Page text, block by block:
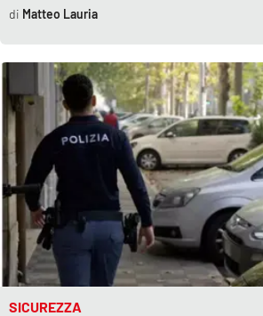
Matteo Lauria
SICUREZZA